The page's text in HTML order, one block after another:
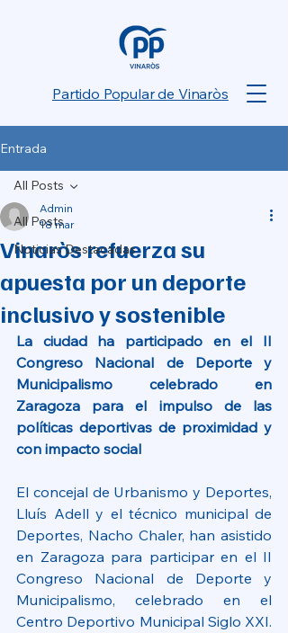
Partido Popular de Vinaròs
Entrada
All Posts
Noticias Destacadas
All Posts
Vinaròs refuerza su
apuesta por un deporte
inclusivo y sostenible
Admin
18 mar
La ciudad ha participado en el II
Congreso Nacional de Deporte y
Municipalismo celebrado en
Zaragoza para el impulso de las
políticas deportivas de proximidad y
con impacto social
El concejal de Urbanismo y Deportes,
Lluís Adell y el técnico municipal de
Deportes, Nacho Chaler, han asistido
en Zaragoza para participar en el II
Congreso Nacional de Deporte y
Municipalismo, celebrado en el
Centro Deportivo Municipal Siglo XXI.